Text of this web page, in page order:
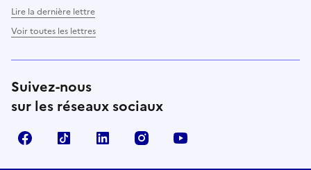
Lire la dernière lettre
Voir toutes les lettres
Suivez-nous
sur les réseaux sociaux
FacebookTikTok LinkedIn Instagram